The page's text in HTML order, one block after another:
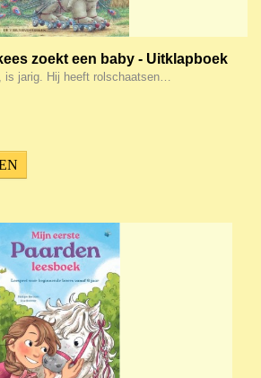
zoekt een baby - Uitklapboek
is jarig. Hij heeft rolschaatsen…